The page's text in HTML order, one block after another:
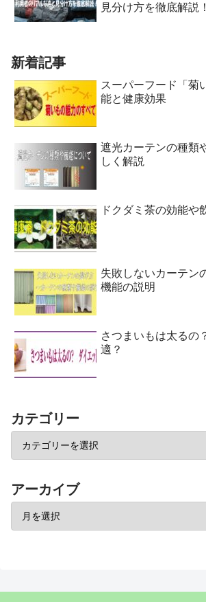
見分け方を徹底解説！
新着記事
スーパーフード「菊
能と健康効果
遮光カーテンの種類
しく解説
ドクダミ茶の効能や
失敗しないカーテン
機能の説明
さつまいもは太るの
適？
カテゴリー
アーカイブ